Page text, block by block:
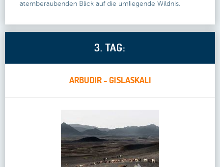
atemberaubenden Blick auf die umliegende Wildnis.
3. TAG:
ARBUDIR - GISLASKALI